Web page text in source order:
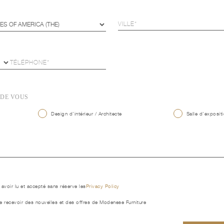
VOUS
Design d'intérieur / Architecte Salle
lu et accepté sans réserve lesPrivacy Policy
recevoir des nouvelles et des offres de Modenese Furniture